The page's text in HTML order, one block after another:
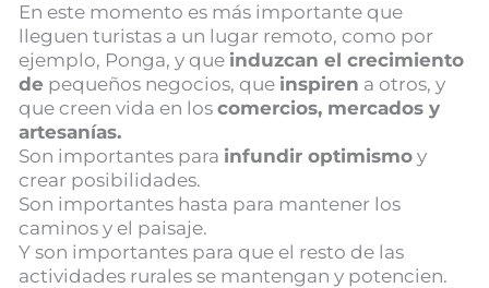
En este momento es más importante que
lleguen turistas a un lugar remoto, como por
ejemplo, Ponga, y que induzcan el crecimiento
de pequeños negocios, que inspiren a otros, y
que creen vida en los comercios, mercados y
artesanías.
Son importantes para infundir optimismo y
crear posibilidades.
Son importantes hasta para mantener los
caminos y el paisaje.
Y son importantes para que el resto de las
actividades rurales se mantengan y potencien.